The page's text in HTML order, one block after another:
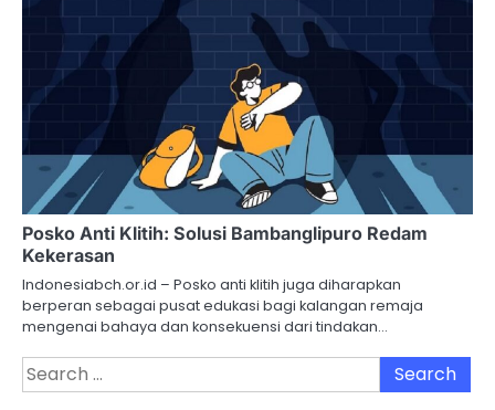
Posko Anti Klitih: Solusi Bambanglipuro Redam
Kekerasan
Indonesiabch.or.id – Posko anti klitih juga diharapkan
berperan sebagai pusat edukasi bagi kalangan remaja
mengenai bahaya dan konsekuensi dari tindakan…
Search
for: